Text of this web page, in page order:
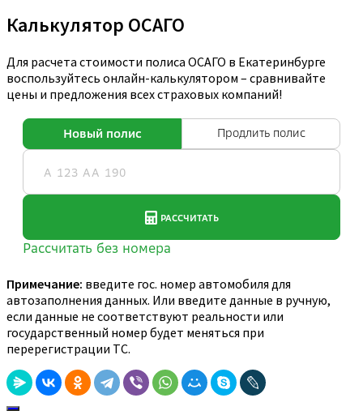
Калькулятор ОСАГО
Для расчета стоимости полиса ОСАГО в Екатеринбурге
воспользуйтесь онлайн-калькулятором – сравнивайте
цены и предложения всех страховых компаний!
Примечание: введите гос. номер автомобиля для
автозаполнения данных. Или введите данные в ручную,
если данные не соответствуют реальности или
государственный номер будет меняться при
перерегистрации ТС.